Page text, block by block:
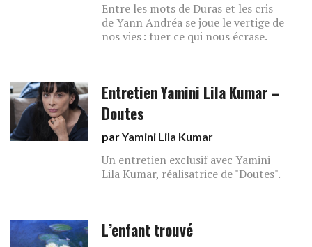
Entre les mots de Duras et les cris
de Yann Andréa se joue le vertige de
nos vies : tuer ce qui nous écrase.
Entretien Yamini Lila Kumar –
Doutes
parYamini Lila Kumar
Un entretien exclusif avec Yamini
Lila Kumar, réalisatrice de "Doutes".
L’enfant trouvé